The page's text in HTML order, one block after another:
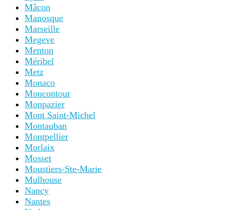
Mâcon
Manosque
Marseille
Megeve
Menton
Méribel
Metz
Monaco
Moncontour
Monpazier
Mont Saint-Michel
Montauban
Montpellier
Morlaix
Mosset
Moustiers-Ste-Marie
Mulhouse
Nancy
Nantes